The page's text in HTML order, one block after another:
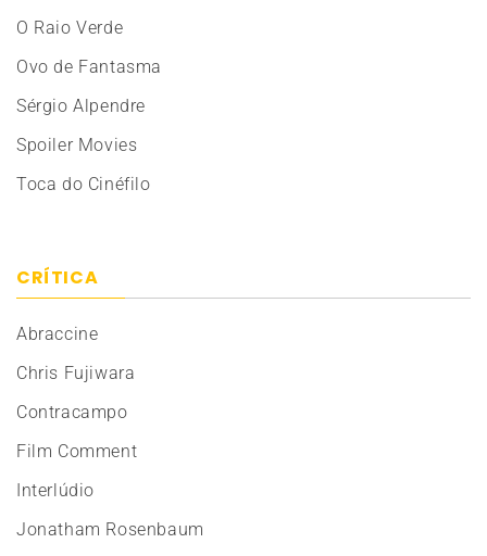
O Raio Verde
Ovo de Fantasma
Sérgio Alpendre
Spoiler Movies
Toca do Cinéfilo
CRÍTICA
Abraccine
Chris Fujiwara
Contracampo
Film Comment
Interlúdio
Jonatham Rosenbaum